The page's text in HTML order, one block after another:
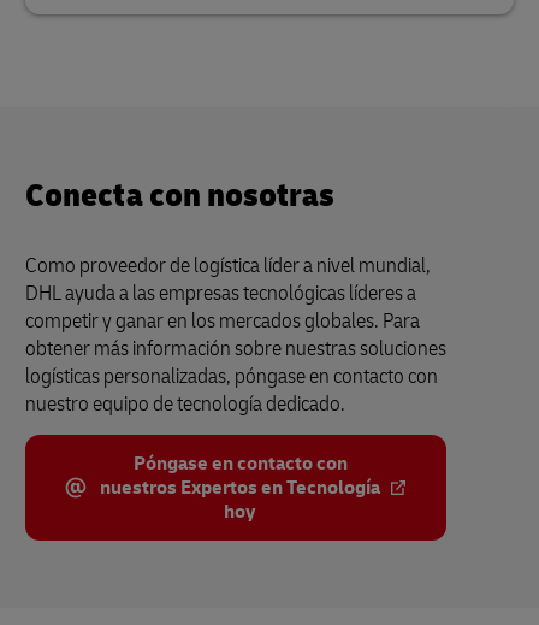
Conecta con nosotras
Como proveedor de logística líder a nivel mundial,
DHL ayuda a las empresas tecnológicas líderes a
competir y ganar en los mercados globales. Para
obtener más información sobre nuestras soluciones
logísticas personalizadas, póngase en contacto con
nuestro equipo de tecnología dedicado.
Póngase en contacto con
nuestros Expertos en Tecnología
hoy